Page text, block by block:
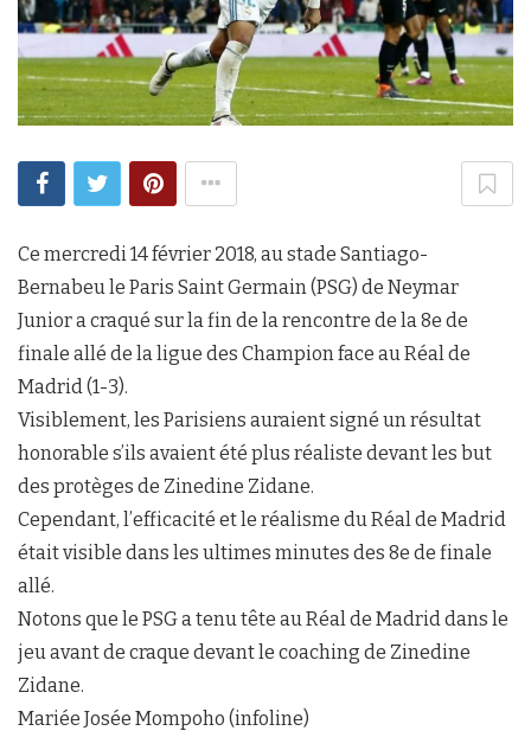
Ce mercredi 14 février 2018, au stade Santiago-
Bernabeu le Paris Saint Germain (PSG) de Neymar
Junior a craqué sur la fin de la rencontre de la 8e de
finale allé de la ligue des Champion face au Réal de
Madrid (1-3).
Visiblement, les Parisiens auraient signé un résultat
honorable s’ils avaient été plus réaliste devant les but
des protèges de Zinedine Zidane.
Cependant, l’efficacité et le réalisme du Réal de Madrid
était visible dans les ultimes minutes des 8e de finale
allé.
Notons que le PSG a tenu tête au Réal de Madrid dans le
jeu avant de craque devant le coaching de Zinedine
Zidane.
Mariée Josée Mompoho (infoline)